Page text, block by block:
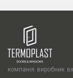
компанія виробник